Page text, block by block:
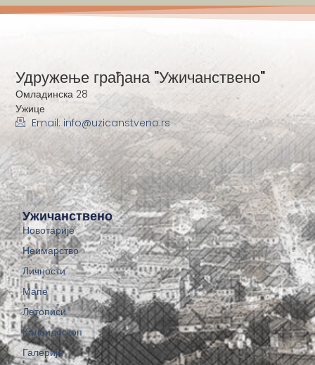
Ужичанствено
Новотарије
Неимарство
Личности
Мапе
Летописи
Калеидоскоп
Галерије
Удружење грађана "Ужичанствено"
Омладинска 28
Ужице
Email: info@uzicanstveno.rs